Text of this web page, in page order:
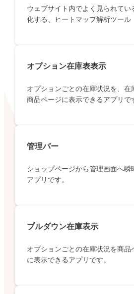
ウェブサイト内でよく見られてい
化する、ヒートマップ解析ツール
オプション在庫表表示
オプションごとの在庫状況を、在
商品ページに表示できるアプリで
管理バー
ショップページから管理画面へ瞬
アプリです。
プルダウン在庫表示
オプションごとの在庫状況を商品
に表示できるアプリです。